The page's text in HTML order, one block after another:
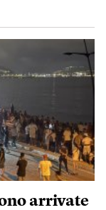
arrivate